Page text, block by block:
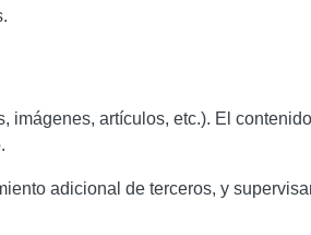
artículos, etc.). El
adicional de terceros, y